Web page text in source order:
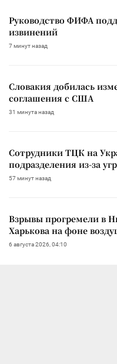
Руководство ФИФА
извинений
7 минут назад
Словакия добилась
соглашения с США
31 минута назад
Сотрудники ТЦК на
подразделения из-за
57 минут назад
Взрывы прогремели в
Харькова на фоне
6 августа 2026, 04:10